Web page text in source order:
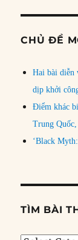
CHỦ ĐỀ
Hai bài diễn
dịp khởi
Điểm khác
Trung Quốc,
‘Black
TÌM BÀI